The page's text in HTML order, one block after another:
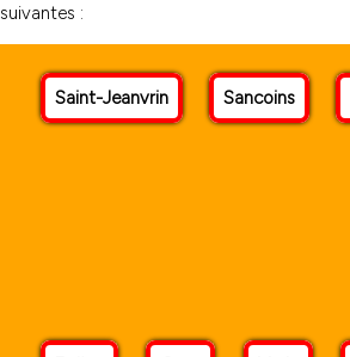
suivantes :
Saint-Jeanvrin Sancoins